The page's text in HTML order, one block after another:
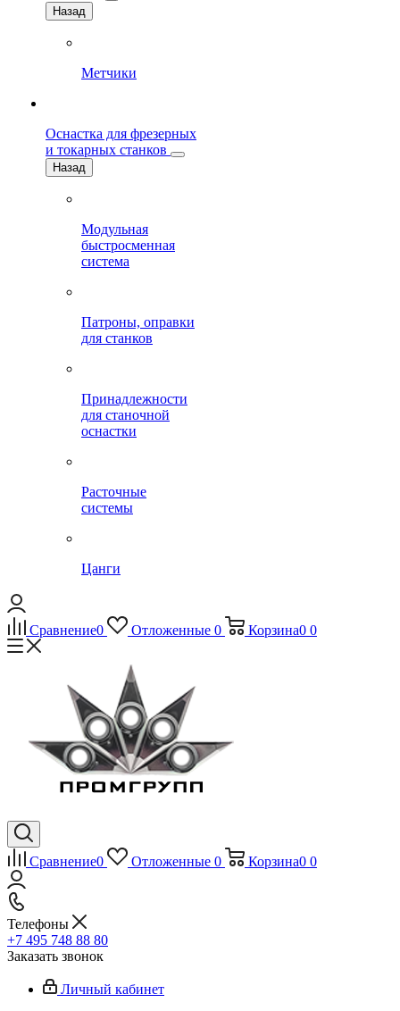
Назад
Метчики
Оснастка для фрезерных
и токарных станков
Назад
Модульная
быстросменная
система
Патроны, оправки
для станков
Принадлежности
для станочной
оснастки
Расточные
системы
Цанги
Сравнение0 Отложенные 0 Корзина0 0
Сравнение0 Отложенные 0 Корзина0 0
Телефоны
+7 495 748 88 80
Заказать звонок
Личный кабинет